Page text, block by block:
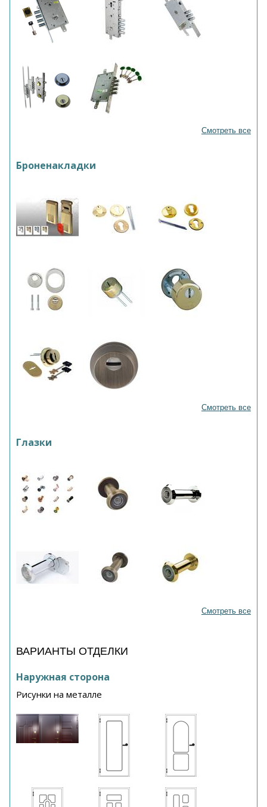
Смотреть все
Броненакладки
Смотреть все
Глазки
Смотреть все
ВАРИАНТЫ ОТДЕЛКИ
Наружная сторона
Рисунки на металле